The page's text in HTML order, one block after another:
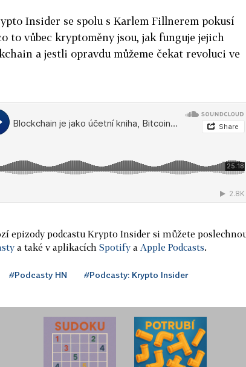
Insider se spolu s Karlem Fillnerem pokusí
to vůbec kryptoměny jsou, jak funguje jejich
a jestli opravdu můžeme čekat revoluci ve
epizody podcastu Krypto Insider si můžete
a také v aplikacích Spotifya Apple Podcasts.
#Podcasty HN #Podcasty: Krypto Insider